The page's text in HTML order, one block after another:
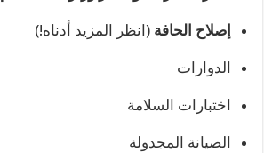
إصلاح الحافة (انظر المزيد أدناه!)
الدوارات
اختبارات السلامة
الصيانة المجدولة